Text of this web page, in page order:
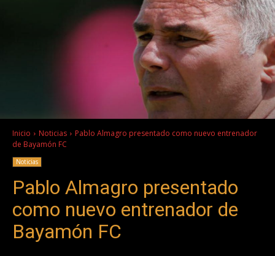
Inicio Noticias
Pablo Almagro presentado como nuevo entrenador
de Bayamón FC
Noticias
Pablo Almagro presentado
como nuevo entrenador de
Bayamón FC